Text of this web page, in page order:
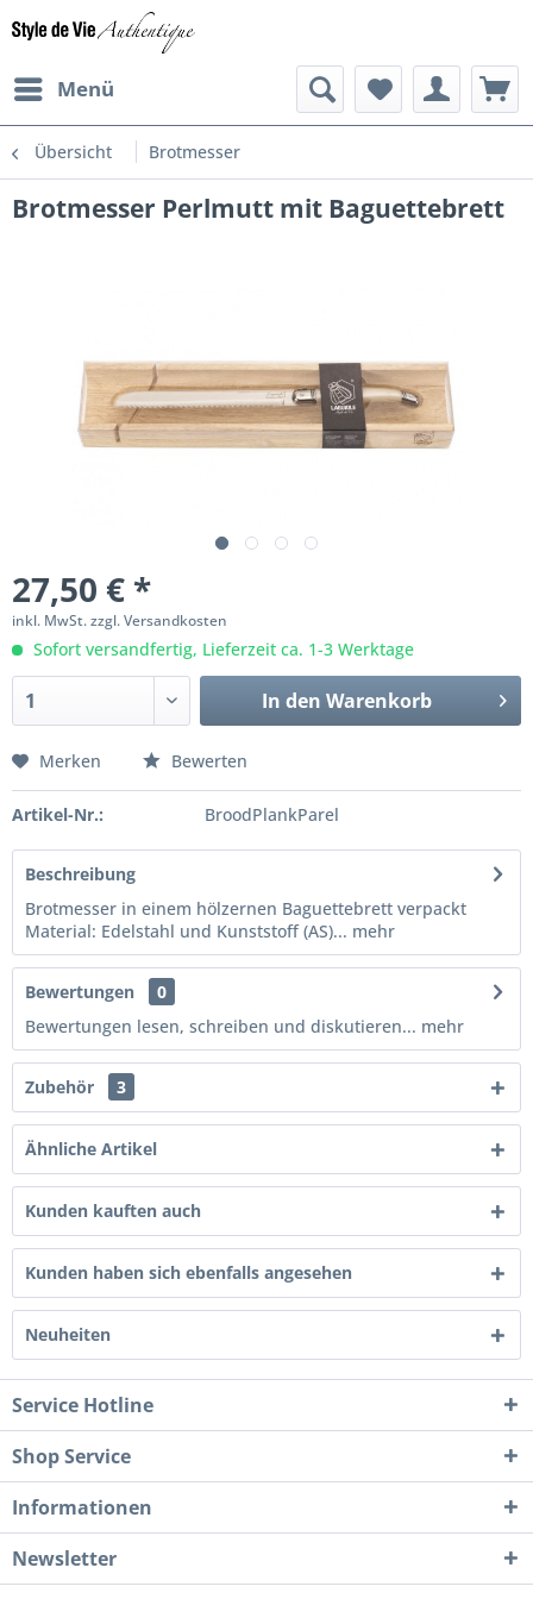
Menü
Übersicht Brotmesser
Brotmesser Perlmutt mit Baguettebrett
27,50 € *
inkl. MwSt.zzgl. Versandkosten
Sofort versandfertig, Lieferzeit ca. 1-3 Werktage
In den Warenkorb
Merken Bewerten
Artikel-Nr.: BroodPlankParel
Beschreibung
Brotmesser in einem hölzernen Baguettebrett verpackt
Material: Edelstahl und Kunststoff (AS)... mehr
Bewertungen
0
Bewertungen lesen, schreiben und diskutieren... mehr
Zubehör 3
Ähnliche Artikel
Kunden kauften auch
Kunden haben sich ebenfalls angesehen
Neuheiten
Service Hotline
Shop Service
Informationen
Newsletter